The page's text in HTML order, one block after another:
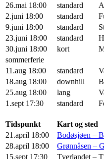
26.mai 18:00
standard
2.juni 18:00
standard
9.juni 18:00
standard
23.juni 18:00
standard
30.juni 18:00
kort
sommerferie
11.aug 18:00
standard
18.aug 18:00
downhill
25.aug 18:00
lang
1.sept 17:30
standard
Tidspunkt
Kart og sted
21.april 18:00
Bodøsjøen –
28.april 18:00
Grønnåsen –
15.sept 17:30
Tverlandet –